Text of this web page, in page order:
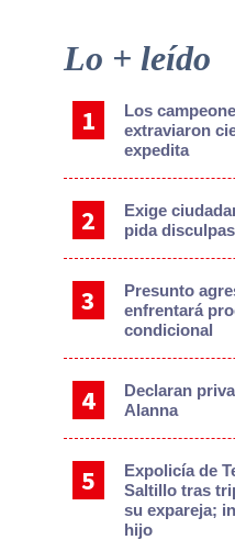
Primary
Sidebar
Lo + leído
Los
extraviaron
expedita
Exige
pida
Presunto
enfrentará
condicional
Declaran
Alanna
Expolicía de
Saltillo tras
su expareja;
hijo